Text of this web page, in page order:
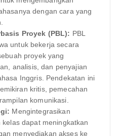
dengan cara yang
Proyek (PBL): PBL
untuk bekerja secara
proyek yang
analisis, dan penyajian
Inggris. Pendekatan ini
kritis, pemecahan
komunikasi.
Mengintegrasikan
dapat meningkatkan
menyediakan akses ke